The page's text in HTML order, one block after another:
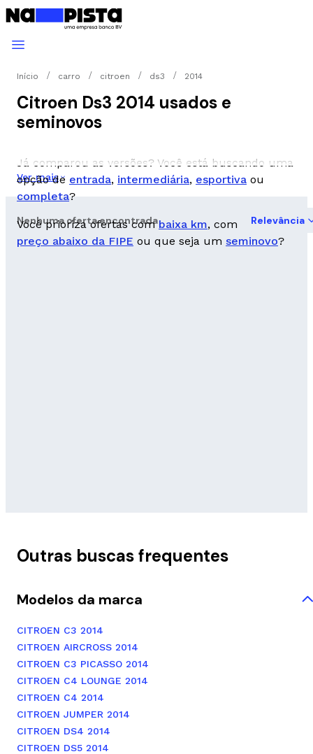
Início carro citroen ds3 2014
Citroen Ds3 2014 usados e
seminovos
Já comparou as versões? Você está buscando uma
opção de entrada, intermediária, esportiva ou
completa?
Você prioriza ofertas combaixa km, com
preço abaixo da FIPE ou que seja um seminovo?
Ver mais
Nenhuma oferta encontrada Relevância
Outras buscas frequentes
Modelos da marca
CITROEN C3 2014
CITROEN AIRCROSS 2014
CITROEN C3 PICASSO 2014
CITROEN C4 LOUNGE 2014
CITROEN C4 2014
CITROEN JUMPER 2014
CITROEN DS4 2014
CITROEN DS5 2014